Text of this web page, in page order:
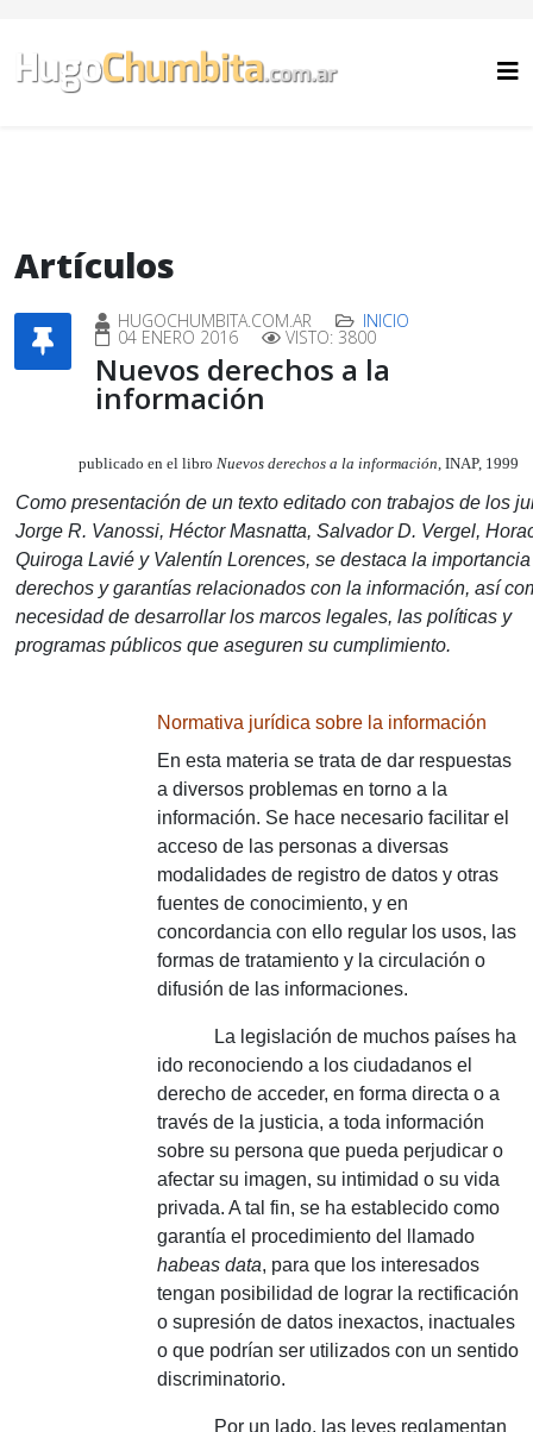
Artículos
HUGOCHUMBITA.COM.AR INICIO
04 ENERO 2016 VISTO: 3800
Nuevos derechos a la
información
publicado en el libro Nuevos derechos a la información, INAP, 1999
Como presentación de un texto editado con trabajos de los
Jorge R. Vanossi, Héctor Masnatta, Salvador D. Vergel,
Quiroga Lavié y Valentín Lorences, se destaca la
derechos y garantías relacionados con la información, así
necesidad de desarrollar los marcos legales, las políticas y
programas públicos que aseguren su cumplimiento.
Normativa jurídica sobre la información
En esta materia se trata de dar respuestas
a diversos problemas en torno a la
información. Se hace necesario facilitar el
acceso de las personas a diversas
modalidades de registro de datos y otras
fuentes de conocimiento, y en
concordancia con ello regular los usos, las
formas de tratamiento y la circulación o
difusión de las informaciones.
La legislación de muchos países ha
ido reconociendo a los ciudadanos el
derecho de acceder, en forma directa o a
través de la justicia, a toda información
sobre su persona que pueda perjudicar o
afectar su imagen, su intimidad o su vida
privada. A tal fin, se ha establecido como
garantía el procedimiento del llamado
habeas data, para que los interesados
tengan posibilidad de lograr la rectificación
o supresión de datos inexactos, inactuales
o que podrían ser utilizados con un sentido
discriminatorio.
Por un lado, las leyes reglamentan